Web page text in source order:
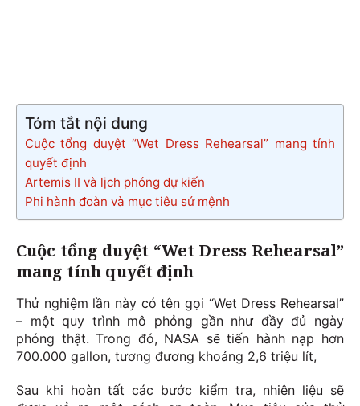
Tóm tắt nội dung
Cuộc tổng duyệt “Wet Dress Rehearsal” mang tính
quyết định
Artemis II và lịch phóng dự kiến
Phi hành đoàn và mục tiêu sứ mệnh
Cuộc tổng duyệt “Wet Dress Rehearsal”
mang tính quyết định
Thử nghiệm lần này có tên gọi “Wet Dress Rehearsal”
– một quy trình mô phỏng gần như đầy đủ ngày
phóng thật. Trong đó, NASA sẽ tiến hành nạp hơn
700.000 gallon, tương đương khoảng 2,6 triệu lít,
Sau khi hoàn tất các bước kiểm tra, nhiên liệu sẽ